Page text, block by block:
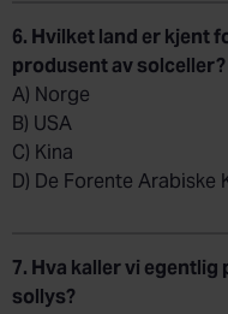
6. Hvilket land er kjent
produsent av solceller?
A) Norge
B) USA
C) Kina
D) De Forente Arabiske
7. Hva kaller vi
sollys?